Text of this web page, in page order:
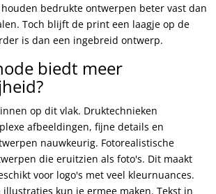
bedrukte ontwerpen beter vast dan
Toch blijft de print een laagje op de
is dan een ingebreid ontwerp.
biedt meer
op dit vlak. Druktechnieken
afbeeldingen, fijne details en
nauwkeurig. Fotorealistische
die eruitzien als foto's. Dit maakt
voor logo's met veel kleurnuances.
kun je ermee maken. Tekst in